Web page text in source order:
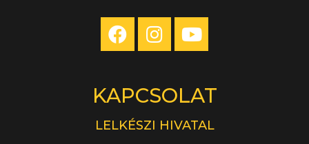
KAPCSOLAT
LELKÉSZI HIVATAL